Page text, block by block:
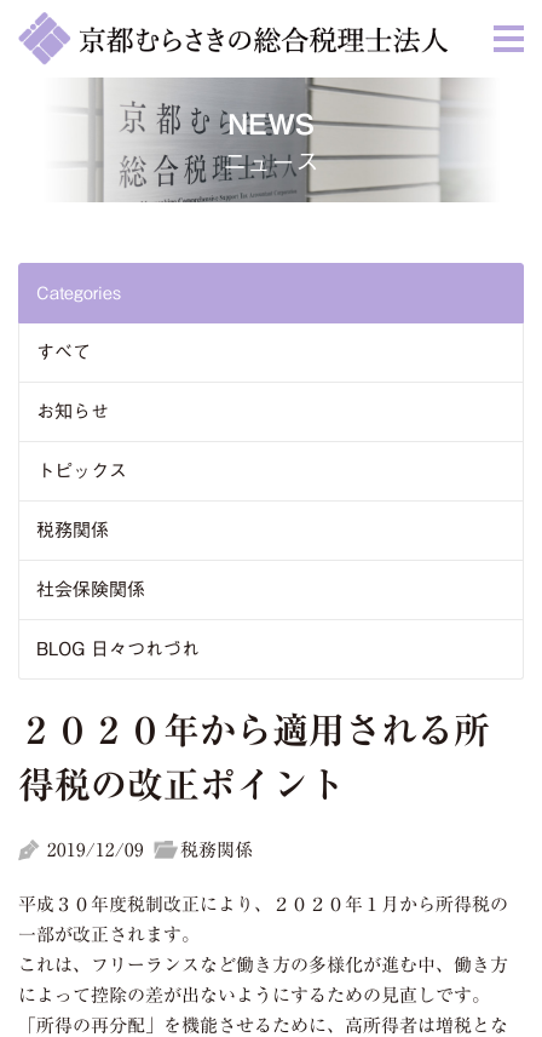
NEWS
ニュース
Categories
すべて
お知らせ
トピックス
税務関係
社会保険関係
BLOG 日々つれづれ
２０２０年から適用される所
得税の改正ポイント
2019/12/09 税務関係
平成３０年度税制改正により、２０２０年１月から所得税の
一部が改正されます。
これは、フリーランスなど働き方の多様化が進む中、働き方
によって控除の差が出ないようにするための見直しです。
「所得の再分配」を機能させるために、高所得者は増税とな